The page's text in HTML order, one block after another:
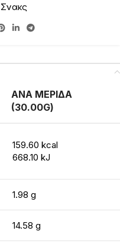
Σνακς
ΑΝΑ ΜΕΡΙΔΑ
(30.00G)
159.60 kcal
668.10 kJ
1.98 g
14.58 g